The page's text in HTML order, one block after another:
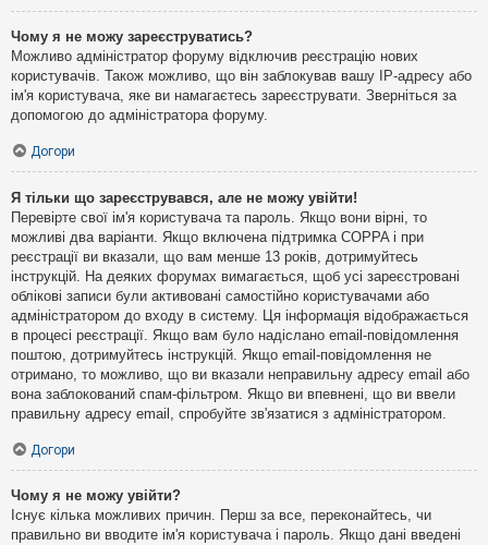
Чому я не можу зареєструватись?
Можливо адміністратор форуму відключив реєстрацію нових
користувачів. Також можливо, що він заблокував вашу IP-адресу або
ім'я користувача, яке ви намагаєтесь зареєструвати. Зверніться за
допомогою до адміністратора форуму.
Догори
Я тільки що зареєструвався, але не можу увійти!
Перевірте свої ім'я користувача та пароль. Якщо вони вірні, то
можливі два варіанти. Якщо включена підтримка COPPA і при
реєстрації ви вказали, що вам менше 13 років, дотримуйтесь
інструкцій. На деяких форумах вимагається, щоб усі зареєстровані
облікові записи були активовані самостійно користувачами або
адміністратором до входу в систему. Ця інформація відображається
в процесі реєстрації. Якщо вам було надіслано email-повідомлення
поштою, дотримуйтесь інструкцій. Якщо email-повідомлення не
отримано, то можливо, що ви вказали неправильну адресу email або
вона заблокований спам-фільтром. Якщо ви впевнені, що ви ввели
правильну адресу email, спробуйте зв'язатися з адміністратором.
Догори
Чому я не можу увійти?
Існує кілька можливих причин. Перш за все, переконайтесь, чи
правильно ви вводите ім'я користувача і пароль. Якщо дані введені